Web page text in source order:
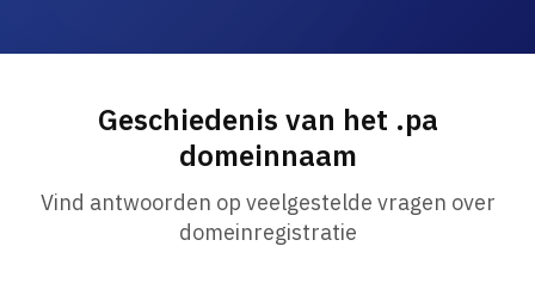
Geschiedenis van het .pa
domeinnaam
Vind antwoorden op veelgestelde vragen over
domeinregistratie